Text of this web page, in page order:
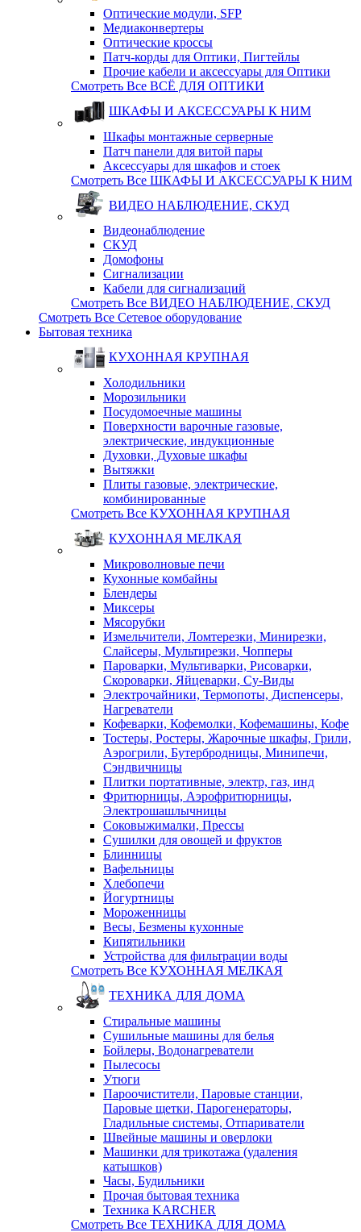
Оптические модули, SFP
Медиаконвертеры
Оптические кросcы
Патч-корды для Оптики, Пигтейлы
Прочие кабели и аксессуары для Оптики
Смотреть Все ВСЁ ДЛЯ ОПТИКИ
ШКАФЫ И АКСЕССУАРЫ К НИМ
Шкафы монтажные серверные
Патч панели для витой пары
Аксессуары для шкафов и стоек
Смотреть Все ШКАФЫ И АКСЕССУАРЫ К НИМ
ВИДЕО НАБЛЮДЕНИЕ, СКУД
Видеонаблюдение
СКУД
Домофоны
Сигнализации
Кабели для сигнализаций
Смотреть Все ВИДЕО НАБЛЮДЕНИЕ, СКУД
Смотреть Все Сетевое оборудование
Бытовая техника
КУХОННАЯ КРУПНАЯ
Холодильники
Морозильники
Посудомоечные машины
Поверхности варочные газовые,
электрические, индукционные
Духовки, Духовые шкафы
Вытяжки
Плиты газовые, электрические,
комбинированные
Смотреть Все КУХОННАЯ КРУПНАЯ
КУХОННАЯ МЕЛКАЯ
Микроволновые печи
Кухонные комбайны
Блендеры
Миксеры
Мясорубки
Измельчители, Ломтерезки, Минирезки,
Слайсеры, Мультирезки, Чопперы
Пароварки, Мультиварки, Рисоварки,
Скороварки, Яйцеварки, Су-Виды
Электрочайники, Термопоты, Диспенсеры,
Нагреватели
Кофеварки, Кофемолки, Кофемашины, Кофе
Тостеры, Ростеры, Жарочные шкафы, Грили,
Аэрогрили, Бутербродницы, Минипечи,
Сэндвичницы
Плитки портативные, электр, газ, инд
Фритюрницы, Аэрофритюрницы,
Электрошашлычницы
Соковыжималки, Прессы
Сушилки для овощей и фруктов
Блинницы
Вафельницы
Хлебопечи
Йогуртницы
Мороженницы
Весы, Безмены кухонные
Кипятильники
Устройства для фильтрации воды
Смотреть Все КУХОННАЯ МЕЛКАЯ
ТЕХНИКА ДЛЯ ДОМА
Стиральные машины
Сушильные машины для белья
Бойлеры, Водонагреватели
Пылесосы
Утюги
Пароочистители, Паровые станции,
Паровые щетки, Парогенераторы,
Гладильные системы, Отпариватели
Швейные машины и оверлоки
Машинки для трикотажа (удаления
катышков)
Часы, Будильники
Прочая бытовая техника
Техника KARCHER
Смотреть Все ТЕХНИКА ДЛЯ ДОМА